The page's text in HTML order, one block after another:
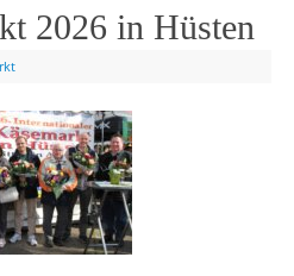
2026 in Hüsten